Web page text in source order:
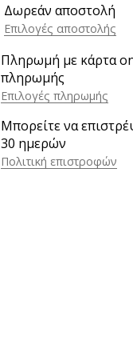
Δωρεάν αποστολή
Επιλογές αποστολής
Πληρωμή με κάρτα
πληρωμής
Επιλογές πληρωμής
Μπορείτε να
30 ημερών
Πολιτική επιστροφών